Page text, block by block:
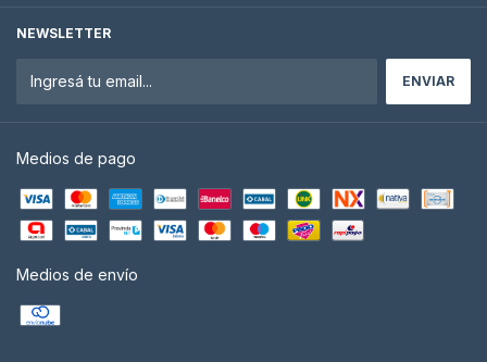
NEWSLETTER
Medios de pago
Medios de envío